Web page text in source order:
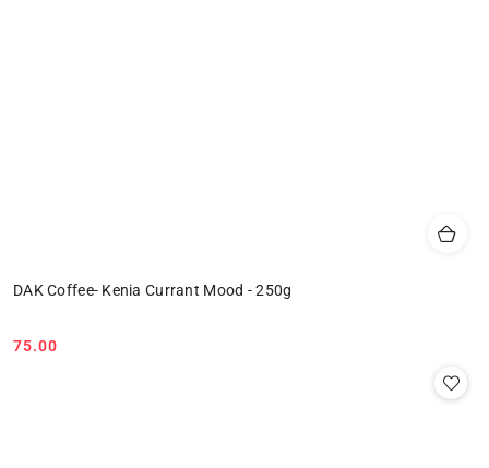
DAK Coffee- Kenia Currant Mood - 250g
Cena:
75.00